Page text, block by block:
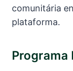
comunitária
plataforma.
Programa